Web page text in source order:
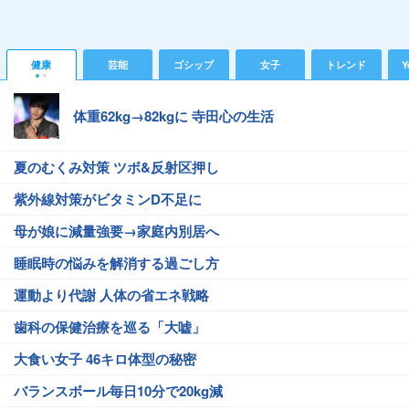
健康 芸能 ゴシップ 女子 トレンド
体重62kg→82kgに 寺田心の生活
夏のむくみ対策 ツボ&反射区押し
紫外線対策がビタミンD不足に
母が娘に減量強要→家庭内別居へ
睡眠時の悩みを解消する過ごし方
運動より代謝 人体の省エネ戦略
歯科の保健治療を巡る「大嘘」
大食い女子 46キロ体型の秘密
バランスボール毎日10分で20kg減